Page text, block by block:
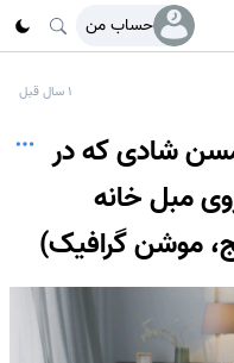
حساب من
1 سال قبل
مسن شادی که در
مبل خانه
موشن گرافیک)